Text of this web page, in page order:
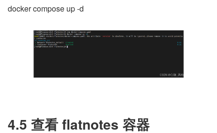
docker compose up -d
4.5 查看 flatnotes 容器